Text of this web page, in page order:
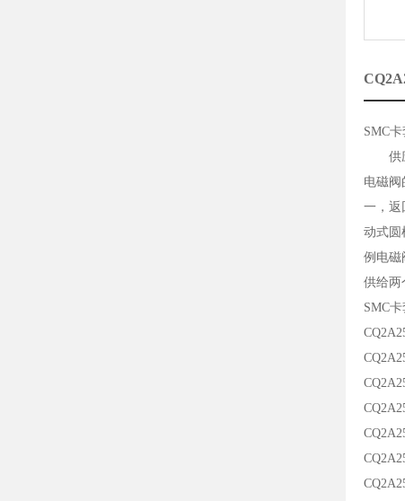
SMC
供应
电磁阀
一，返
动式圆
例电磁
供给两
SMC